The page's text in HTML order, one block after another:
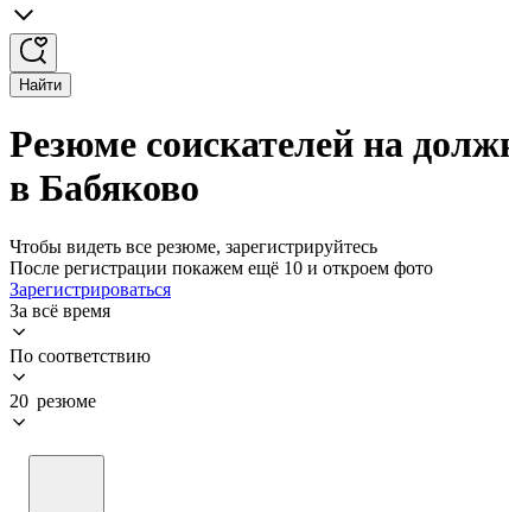
Найти
Резюме соискателей на
в Бабяково
Чтобы видеть все резюме, зарегистрируйтесь
После регистрации покажем ещё 10 и откроем фото
Зарегистрироваться
За всё время
По соответствию
20 резюме